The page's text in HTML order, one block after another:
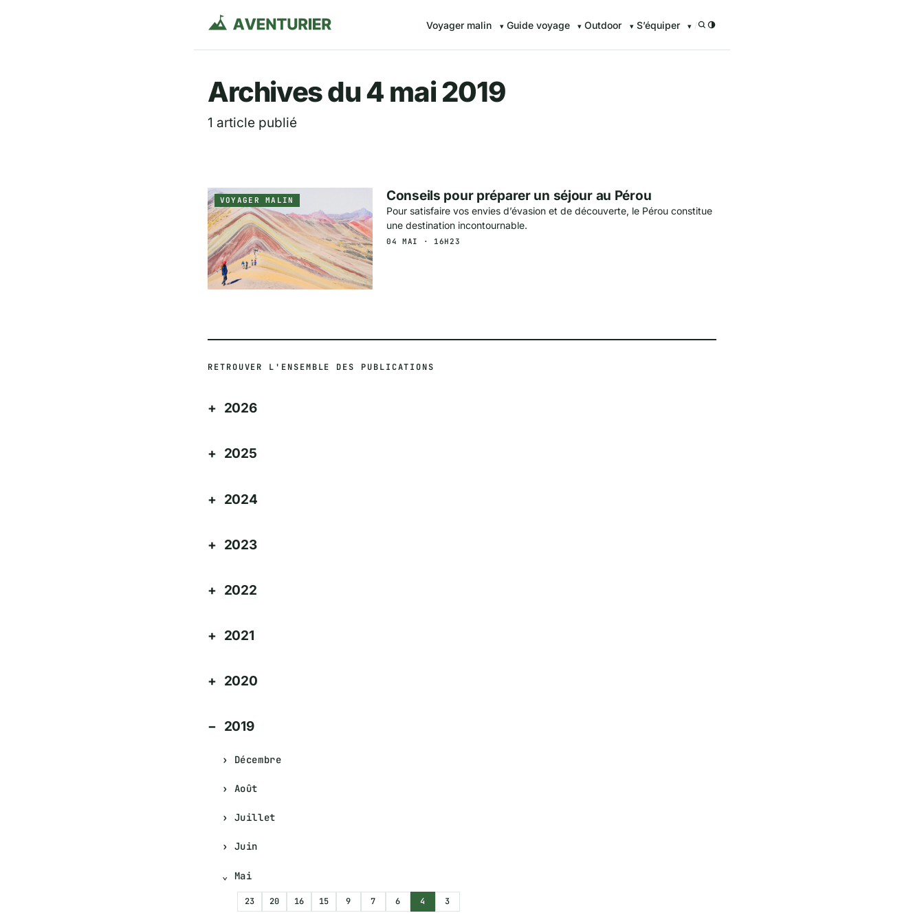
Aventurier.fr — Voyager malin avec Aventurier.FR grâce à nos
Voyager malin Guide voyage Outdoor S’équiper /
Archives du 4 mai 2019
1 article publié
VOYAGER MALIN Conseils pour préparer un séjour au Pérou
Pour satisfaire vos envies d’évasion et de découverte, le Pérou constitue
une destination incontournable.
04 MAI · 16H23
RETROUVER L'ENSEMBLE DES PUBLICATIONS
2026
2025
2024
2023
2022
2021
2020
2019
Décembre
Août
Juillet
Juin
Mai
23 20 16 15 9 7 6 4 3